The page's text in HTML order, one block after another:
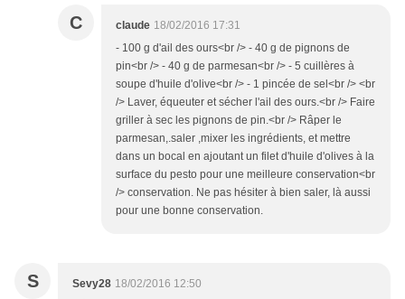
C claude 18/02/2016 17:31
- 100 g d'ail des ours<br /> - 40 g de pignons de
pin<br /> - 40 g de parmesan<br /> - 5 cuillères à
soupe d'huile d'olive<br /> - 1 pincée de sel<br /> <br
/> Laver, équeuter et sécher l'ail des ours.<br /> Faire
griller à sec les pignons de pin.<br /> Râper le
parmesan,.saler ,mixer les ingrédients, et mettre
dans un bocal en ajoutant un filet d'huile d'olives à la
surface du pesto pour une meilleure conservation<br
/> conservation. Ne pas hésiter à bien saler, là aussi
pour une bonne conservation.
S Sevy28 18/02/2016 12:50